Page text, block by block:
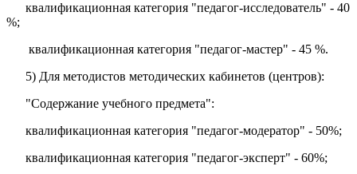
квалификационная категория "педагог-исследователь" - 40
%;
квалификационная категория "педагог-мастер" - 45 %.
5) Для методистов методических кабинетов (центров):
"Содержание учебного предмета":
квалификационная категория "педагог-модератор" - 50%;
квалификационная категория "педагог-эксперт" - 60%;